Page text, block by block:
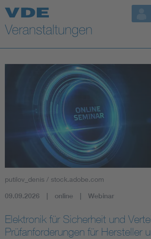
Top Themen
Fokusthemen
Energy
AI & Digital Trust
Health
Mobility
Assisted Living
putilov_denis / stock.adobe.com
09.09.2026 online Webinar
Elektronik für Sicherheit und
Prüfanforderungen für Hersteller